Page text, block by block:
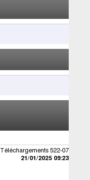
Téléchargements 522-07
21/01/2025 09:23